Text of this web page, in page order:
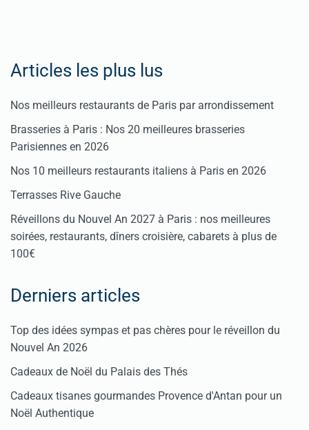
Articles les plus lus
Nos meilleurs restaurants de Paris par arrondissement
Brasseries à Paris : Nos 20 meilleures brasseries
Parisiennes en 2026
Nos 10 meilleurs restaurants italiens à Paris en 2026
Terrasses Rive Gauche
Réveillons du Nouvel An 2027 à Paris : nos meilleures
soirées, restaurants, dîners croisière, cabarets à plus de
100€
Derniers articles
Top des idées sympas et pas chères pour le réveillon du
Nouvel An 2026
Cadeaux de Noël du Palais des Thés
Cadeaux tisanes gourmandes Provence d'Antan pour un
Noël Authentique